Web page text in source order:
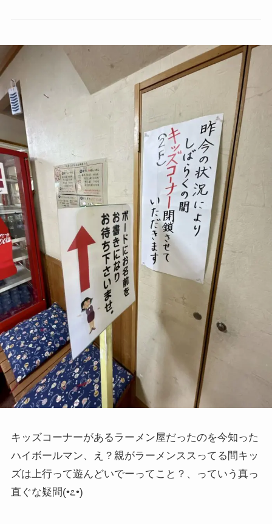
キッズコーナーがあるラーメン屋だったのを今知った
ハイボールマン、え？親がラーメンススってる間キッ
ズは上行って遊んどいでーってこと？、っていう真っ
直ぐな疑問(•೭•)